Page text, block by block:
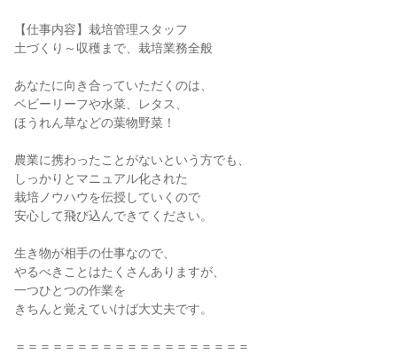
【仕事内容】栽培管理スタッフ
土づくり～収穫まで、栽培業務全般
あなたに向き合っていただくのは、
ベビーリーフや水菜、レタス、
ほうれん草などの葉物野菜！
農業に携わったことがないという方でも、
しっかりとマニュアル化された
栽培ノウハウを伝授していくので
安心して飛び込んできてください。
生き物が相手の仕事なので、
やるべきことはたくさんありますが、
一つひとつの作業を
きちんと覚えていけば大丈夫です。
＝＝＝＝＝＝＝＝＝＝＝＝＝＝＝＝＝＝＝